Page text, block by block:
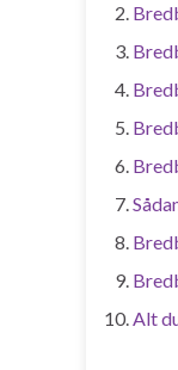
Alt